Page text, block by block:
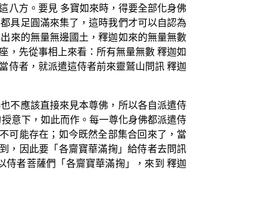
八方。要見 多寶如來時，得要全部化身佛
具足圓滿來集了，這時我們才可以自認為
來的無量無邊國土，釋迦如來的無量無數
，先從事相上來看：所有無量無數 釋迦如
者，就派遣這侍者前來靈鷲山問訊 釋迦
不應該直接來見本尊佛，所以各自派遣侍
意下，如此而作。每一尊化身佛都派遣侍
可能存在；如今既然全部集合回來了，當
，因此要「各齎寶華滿掬」給侍者去問訊
者菩薩們「各齎寶華滿掬」，來到 釋迦